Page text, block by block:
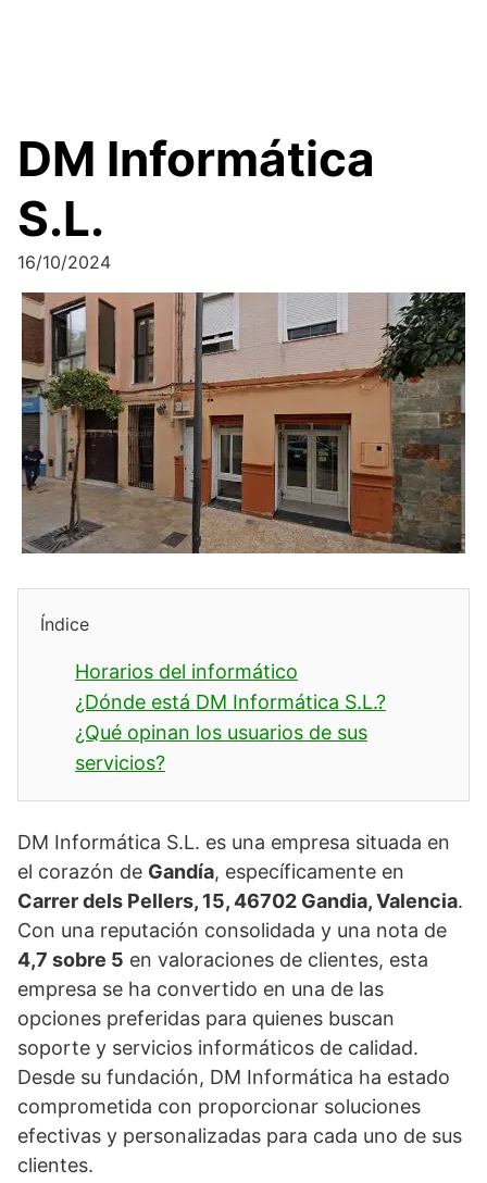
DM Informática
S.L.
16/10/2024
Índice
Horarios del informático
¿Dónde está DM Informática S.L.?
¿Qué opinan los usuarios de sus
servicios?
DM Informática S.L. es una empresa situada en
el corazón de Gandía, específicamente en
Carrer dels Pellers, 15, 46702 Gandia, Valencia.
Con una reputación consolidada y una nota de
4,7 sobre 5 en valoraciones de clientes, esta
empresa se ha convertido en una de las
opciones preferidas para quienes buscan
soporte y servicios informáticos de calidad.
Desde su fundación, DM Informática ha estado
comprometida con proporcionar soluciones
efectivas y personalizadas para cada uno de sus
clientes.